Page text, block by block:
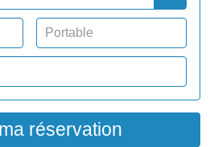
réservation